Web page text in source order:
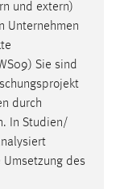
und extern)
Unternehmen
Sie sind
durch
In Studien/
des